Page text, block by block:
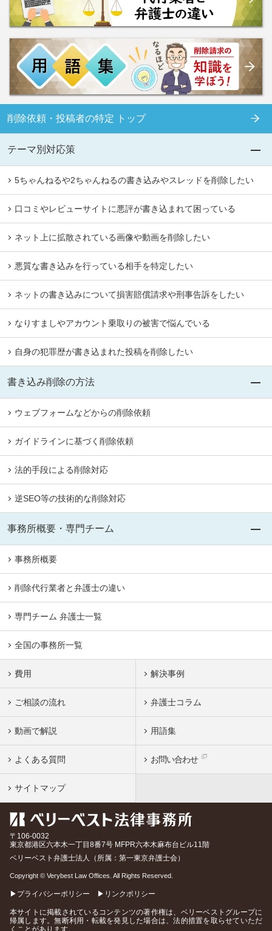
削除依頼・投稿者の特定 トップ
テーマ別対応策
5ちゃんねるや2ちゃんねるの書き込みやスレッドを削除したい
口コミやレビューサイトに悪評が書き込まれて困っている
ネット上に拡散されている画像や動画を削除したい
悪質な書き込みを行っている相手を特定したい
ネットの書き込みについて損害賠償請求や刑事告訴をしたい
なりすましやアカウント乗取りの被害で悩んでいる
自身の犯罪歴が書き込まれた投稿を削除したい
書き込み削除の方法
ウェブフォームなどからの削除依頼
ガイドラインに基づく削除依頼
法的手段による削除対応
逆SEO等の技術的な削除対応
事務所概要・専門チーム
事務所概要
削除代行業者と弁護士の違い
専門チーム 弁護士一覧
全国の事務所一覧
費用 解決事例
ご相談の流れ 弁護士コラム
動画で解説 用語集
よくある質問 お問い合わせ
サイトマップ
〒106-0032
東京都港区六本木一丁目8番7号 MFPR六本木麻布台ビル11階
ベリーベスト弁護士法人（所属：第一東京弁護士会）
Copyright © Verybest Law Offices. All Rights Reserved.
▶プライバシーポリシー ▶リンクポリシー
本サイトに掲載されているコンテンツの著作権は、ベリーベストグループに
帰属します。無断利用・転載を発見した場合は、法的措置を取らせていただ
くことがあります。